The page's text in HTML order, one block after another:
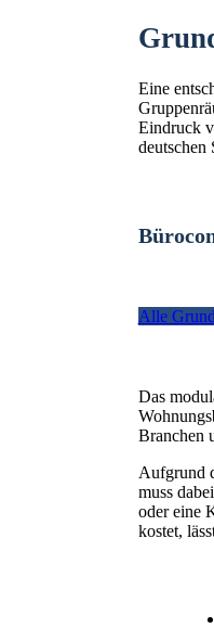
Eine
Eindruck
deutschen
Alle
Das
Branchen
Aufgrund
muss
oder eine
kostet,